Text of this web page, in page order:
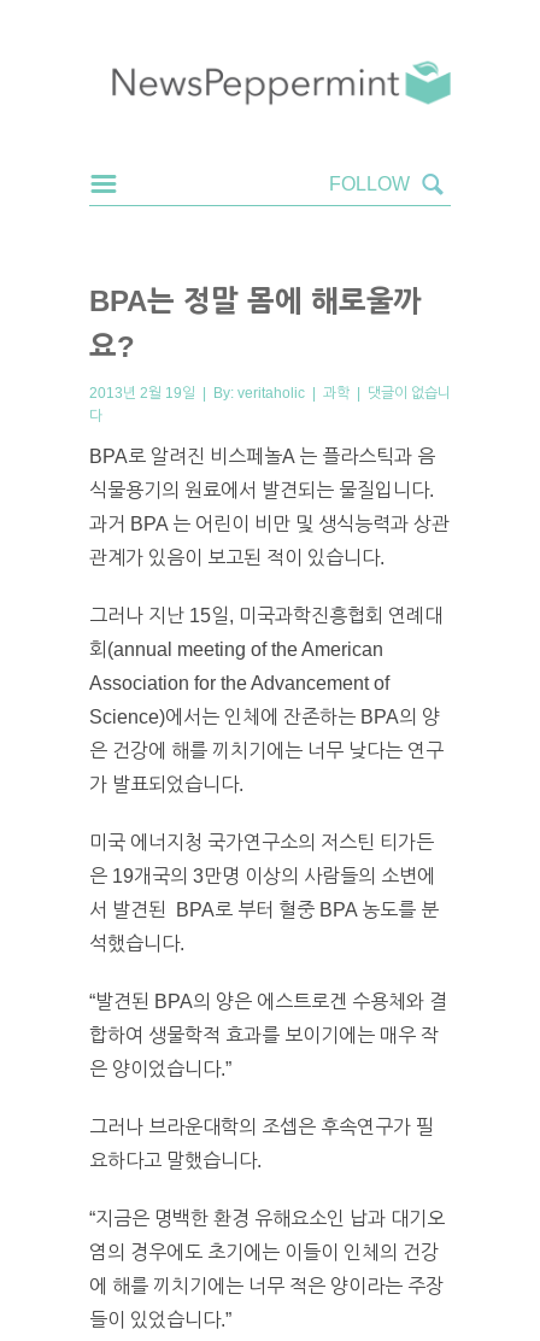
BPA는 정말 몸에 해로울까
요?
2013년 2월 19일 | By: veritaholic | 과학 | 댓글이 없습니
다
BPA로 알려진 비스페놀A 는 플라스틱과 음
식물용기의 원료에서 발견되는 물질입니다.
과거 BPA 는 어린이 비만 및 생식능력과 상관
관계가 있음이 보고된 적이 있습니다.
그러나 지난 15일, 미국과학진흥협회 연례대
회(annual meeting of the American
Association for the Advancement of
Science)에서는 인체에 잔존하는 BPA의 양
은 건강에 해를 끼치기에는 너무 낮다는 연구
가 발표되었습니다.
미국 에너지청 국가연구소의 저스틴 티가든
은 19개국의 3만명 이상의 사람들의 소변에
서 발견된 BPA로 부터 혈중 BPA 농도를 분
석했습니다.
“발견된 BPA의 양은 에스트로겐 수용체와 결
합하여 생물학적 효과를 보이기에는 매우 작
은 양이었습니다.”
그러나 브라운대학의 조셉은 후속연구가 필
요하다고 말했습니다.
“지금은 명백한 환경 유해요소인 납과 대기오
염의 경우에도 초기에는 이들이 인체의 건강
에 해를 끼치기에는 너무 적은 양이라는 주장
들이 있었습니다.”